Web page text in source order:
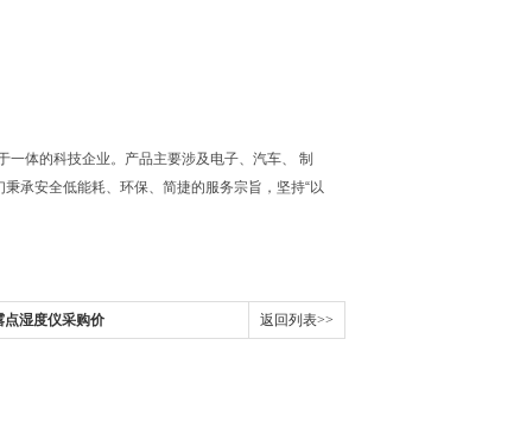
体的科技企业。产品主要涉及电子、汽车、 制
承安全低能耗、环保、简捷的服务宗旨，坚持“以
湿度仪采购价 返回列表>>